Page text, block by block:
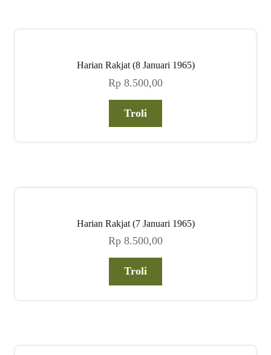
Harian Rakjat (8 Januari 1965)
Rp 8.500,00
Troli
Harian Rakjat (7 Januari 1965)
Rp 8.500,00
Troli